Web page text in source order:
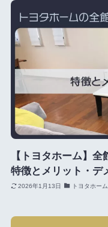
【トヨタホーム】
特徴とメリット・デ
2026年1月13日 トヨタホーム